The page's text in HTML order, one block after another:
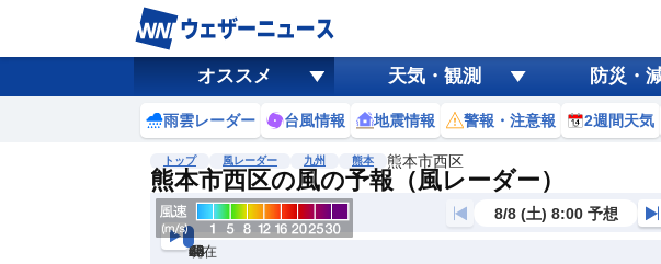
オススメ 天気・観測 防災・
雨雲レーダー 台風情報 地震情報 警報・注意報 2週間天気
トップ 風レーダー 九州 熊本 熊本市西区
熊本市西区の風の予報（風レーダー）
8/8 (土) 8:00 予想
現在
6h
12
24
36
48
60
72